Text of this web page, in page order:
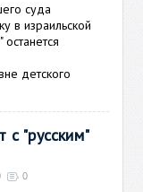
суда
в израильской
детского
"русским"
0